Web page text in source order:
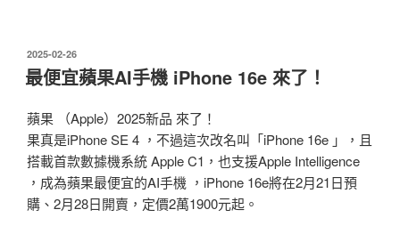
發
佈
於
2025-02-26
最便宜蘋果AI手機 iPhone 16e 來了！
蘋果 （Apple）2025新品 來了！
果真是iPhone SE 4 ，不過這次改名叫「iPhone 16e 」，且
搭載首款數據機系統 Apple C1，也支援Apple Intelligence
，成為蘋果最便宜的AI手機 ，iPhone 16e將在2月21日預
購、2月28日開賣，定價2萬1900元起。